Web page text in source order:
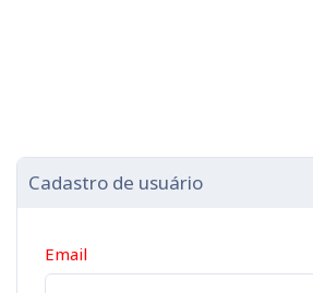
Cadastro de usuário
Email